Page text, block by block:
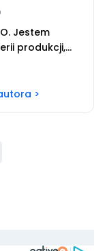
Jestem
produkcji,
jestem
własnego
>